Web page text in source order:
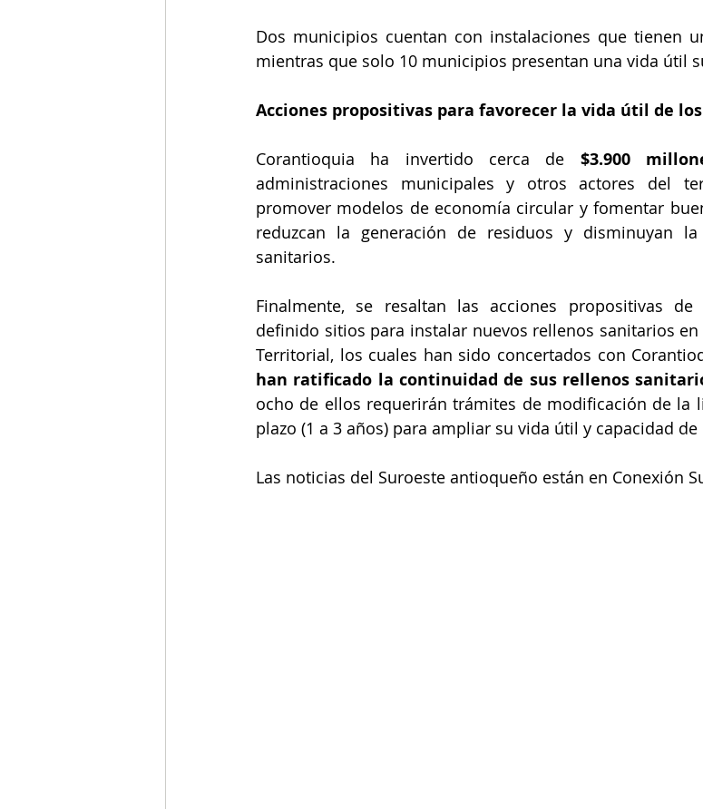
Dos municipios cuentan con instalaciones que tienen
mientras que solo 10 municipios presentan una vida útil
Acciones propositivas para favorecer la vida útil de
Corantioquia ha invertido cerca de $3.900
administraciones municipales y otros actores del
promover modelos de economía circular y fomentar
reduzcan la generación de residuos y disminuyan
sanitarios.
Finalmente, se resaltan las acciones propositivas
definido sitios para instalar nuevos rellenos sanitarios
Territorial, los cuales han sido concertados con
han ratificado la continuidad de sus rellenos
ocho de ellos requerirán trámites de modificación de la
plazo (1 a 3 años) para ampliar su vida útil y capacidad
Las noticias del Suroeste antioqueño están en Conexión